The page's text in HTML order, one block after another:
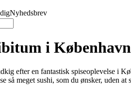
Nyhedsbrev
i
efter en fantastisk spiseoplevelse i
så meget sushi, som du ønsker, uden